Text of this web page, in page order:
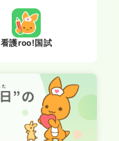
看護roo!国試